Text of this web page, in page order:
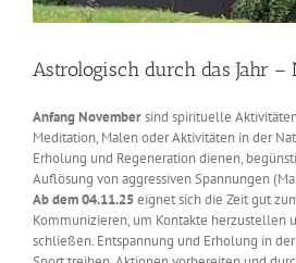
Astrologisch durch das Jahr –
Anfang Novembersind spirituelle
Meditation, Malen oder Aktivitäten in der
Erholung und Regeneration dienen,
Auflösung von aggressiven Spannungen
Ab dem 04.11.25eignet sich die Zeit gut
Kommunizieren, um Kontakte herzustellen
schließen. Entspannung und Erholung in